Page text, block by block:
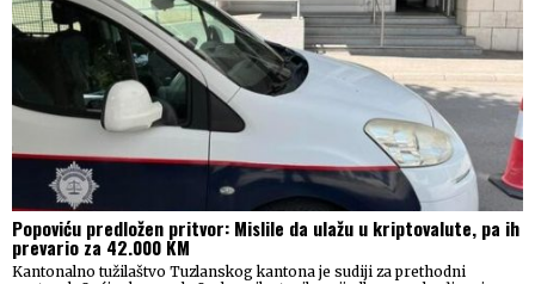
Popoviću predložen pritvor: Mislile da ulažu u kriptovalute, pa ih
prevario za 42.000 KM
Kantonalno tužilaštvo Tuzlanskog kantona je sudiji za prethodni